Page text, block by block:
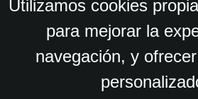
Utilizamos cookies
para mejorar la
navegación, y